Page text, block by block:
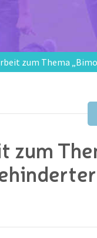
zum Thema
zum